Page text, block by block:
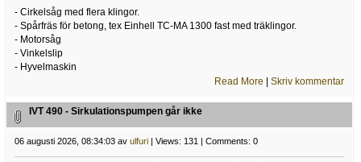
- Cirkelsåg med flera klingor.
- Spårfräs för betong, tex Einhell TC-MA 1300 fast med träklingor.
- Motorsåg
- Vinkelslip
- Hyvelmaskin
Read More |Skriv kommentar
IVT 490 - Sirkulationspumpen går ikke
06 augusti 2026, 08:34:03 av ulfuri| Views: 131 | Comments: 0